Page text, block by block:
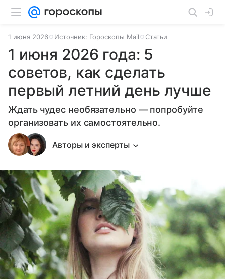
1 июня 2026 Источник: Гороскопы Mail Статьи
1 июня 2026 года: 5
советов, как сделать
первый летний день лучше
Ждать чудес необязательно — попробуйте
организовать их самостоятельно.
Авторы и эксперты